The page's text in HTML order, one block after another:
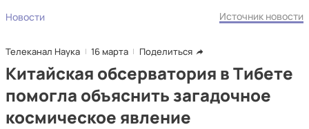
Новости Источник новости
Телеканал Наука 16 марта Поделиться
Китайская обсерватория в Тибете
помогла объяснить загадочное
космическое явление